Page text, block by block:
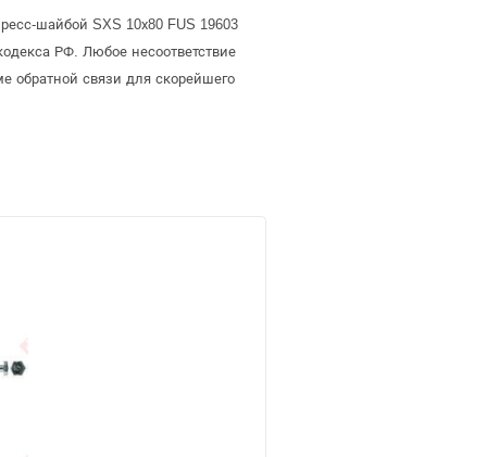
шайбой SXS 10х80 FUS 19603
РФ. Любое несоответствие
обратной связи для скорейшего